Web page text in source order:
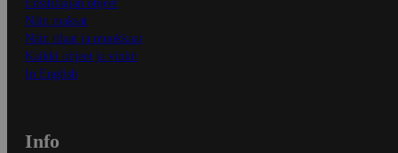
Ensitilaajan ohjeet
Näin maksat
Näin tilaat ja muokkaat
Kaikki ohjeet ja vinkit
In English
Info